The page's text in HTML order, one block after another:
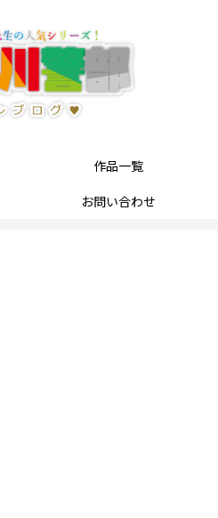
作品一覧
お問い合わせ